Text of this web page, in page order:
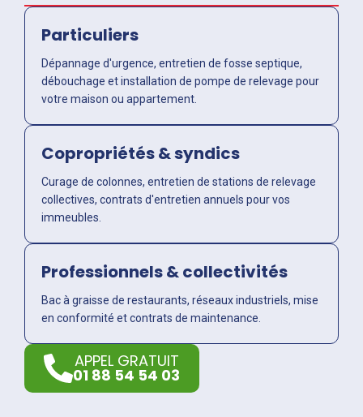
Particuliers
Dépannage d'urgence, entretien de fosse septique,
débouchage et installation de pompe de relevage pour
votre maison ou appartement.
Copropriétés & syndics
Curage de colonnes, entretien de stations de relevage
collectives, contrats d'entretien annuels pour vos
immeubles.
Professionnels & collectivités
Bac à graisse de restaurants, réseaux industriels, mise
en conformité et contrats de maintenance.
APPEL GRATUIT
01 88 54 54 03